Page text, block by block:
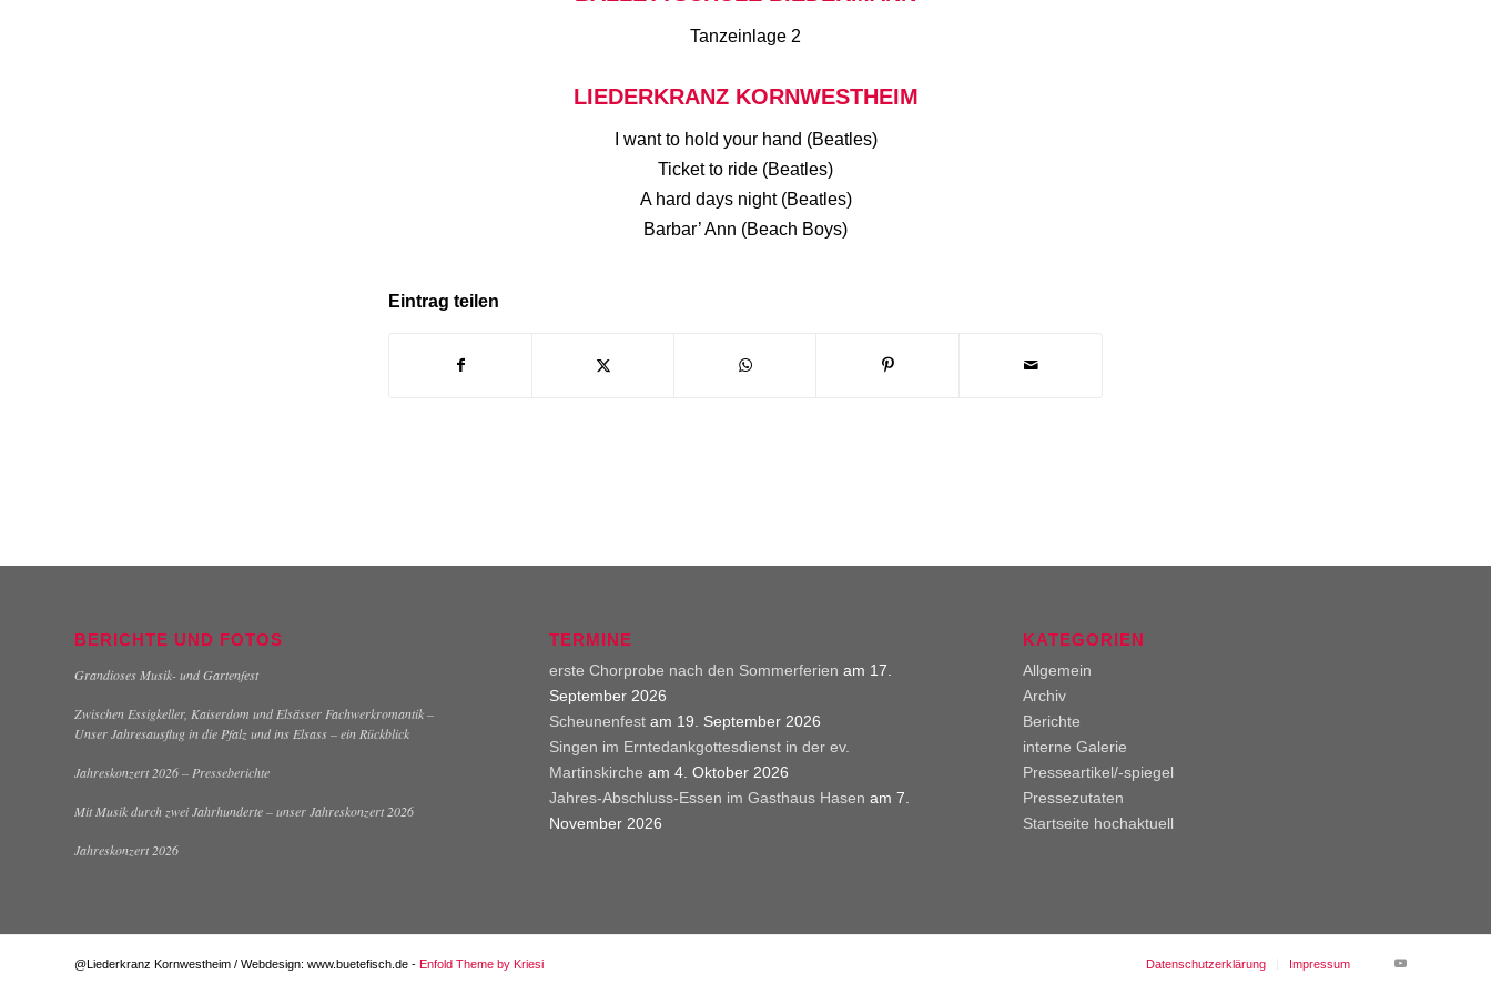
Tanzeinlage 2
LIEDERKRANZ KORNWESTHEIM
I want to hold your hand (Beatles)
Ticket to ride (Beatles)
A hard days night (Beatles)
Barbar’ Ann (Beach Boys)
Eintrag teilen
BERICHTE UND FOTOS
Grandioses Musik- und Gartenfest
Zwischen Essigkeller, Kaiserdom und Elsässer Fachwerkromantik –
Unser Jahresausflug in die Pfalz und ins Elsass – ein Rückblick
Jahreskonzert 2026 – Presseberichte
Mit Musik durch zwei Jahrhunderte – unser Jahreskonzert 2026
Jahreskonzert 2026
TERMINE
erste Chorprobe nach den Sommerferien am 17.
September 2026
Scheunenfestam 19. September 2026
Singen im Erntedankgottesdienst in der ev.
Martinskirche am 4. Oktober 2026
Jahres-Abschluss-Essen im Gasthaus Hasen am 7.
November 2026
KATEGORIEN
Allgemein
Archiv
Berichte
interne Galerie
Presseartikel/-spiegel
Pressezutaten
Startseite hochaktuell
@Liederkranz Kornwestheim / Webdesign: www.buetefisch.de - Enfold Theme by Kriesi Datenschutzerklärung Impressum